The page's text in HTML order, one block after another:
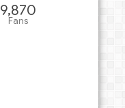
9,870
Fans